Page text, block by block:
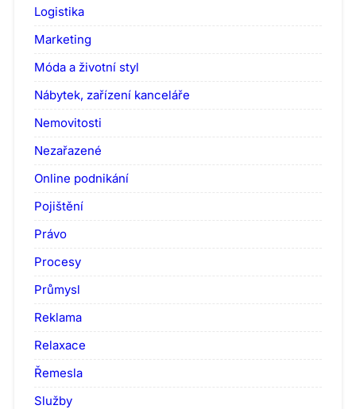
Logistika
Marketing
Móda a životní styl
Nábytek, zařízení kanceláře
Nemovitosti
Nezařazené
Online podnikání
Pojištění
Právo
Procesy
Průmysl
Reklama
Relaxace
Řemesla
Služby